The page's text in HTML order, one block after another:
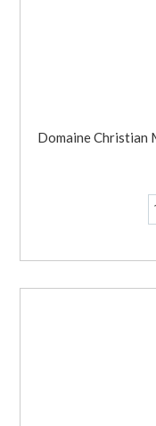
Domaine Christian